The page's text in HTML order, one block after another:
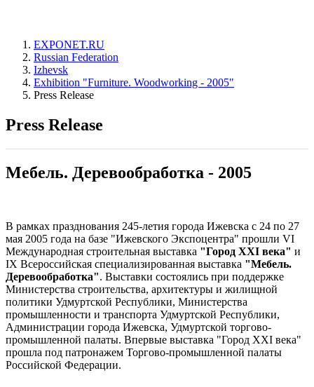
EXPONET.RU
Russian Federation
Izhevsk
Exhibition "Furniture. Woodworking - 2005"
Press Release
Press Release
Мебель. Деревообработка - 2005
В рамках празднования 245-летия города Ижевска с 24 по 27
мая 2005 года на базе "Ижевского Экспоцентра" прошли VI
Международная строительная выставка "Город XXI века" и
IX Всероссийская специализированная выставка "Мебель.
Деревообработка". Выставки состоялись при поддержке
Министерства строительства, архитектуры и жилищной
политики Удмуртской Республики, Министерства
промышленности и транспорта Удмуртской Республики,
Администрации города Ижевска, Удмуртской торгово-
промышленной палаты. Впервые выставка "Город XXI века"
прошла под патронажем Торгово-промышленной палаты
Российской Федерации.